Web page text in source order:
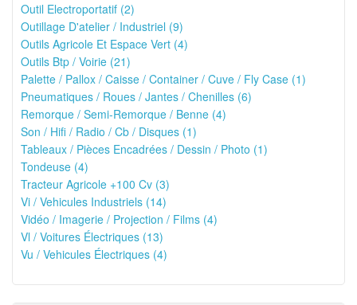
Outil Electroportatif (2)
Outillage D'atelier / Industriel (9)
Outils Agricole Et Espace Vert (4)
Outils Btp / Voirie (21)
Palette / Pallox / Caisse / Container / Cuve / Fly Case (1)
Pneumatiques / Roues / Jantes / Chenilles (6)
Remorque / Semi-Remorque / Benne (4)
Son / Hifi / Radio / Cb / Disques (1)
Tableaux / Pièces Encadrées / Dessin / Photo (1)
Tondeuse (4)
Tracteur Agricole +100 Cv (3)
Vi / Vehicules Industriels (14)
Vidéo / Imagerie / Projection / Films (4)
Vl / Voitures Électriques (13)
Vu / Vehicules Électriques (4)